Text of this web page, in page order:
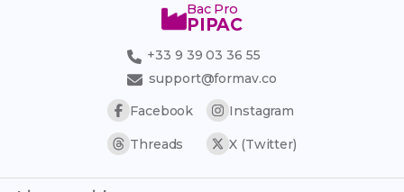
Bac Pro
PIPAC
+33 9 39 03 36 55
support@formav.co
Facebook
Instagram
Threads X (Twitter)